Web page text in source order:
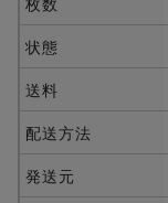
状態
送料
配送方法
発送元